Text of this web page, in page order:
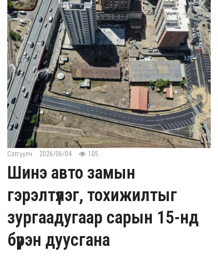
Сэтгүүлч 2026/06/04 105
Шинэ авто замын
гэрэлтүүлэг, тохижилтыг
зургаадугаар сарын 15-нд
бүрэн дуусгана